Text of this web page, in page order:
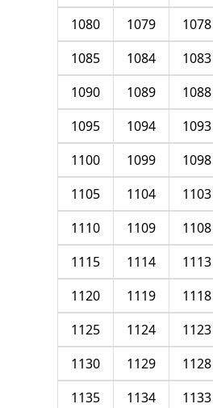
1078
1079
1080
1083
1084
1085
1088
1089
1090
1093
1094
1095
1098
1099
1100
1103
1104
1105
1108
1109
1110
1113
1114
1115
1118
1119
1120
1123
1124
1125
1128
1129
1130
1133
1134
1135